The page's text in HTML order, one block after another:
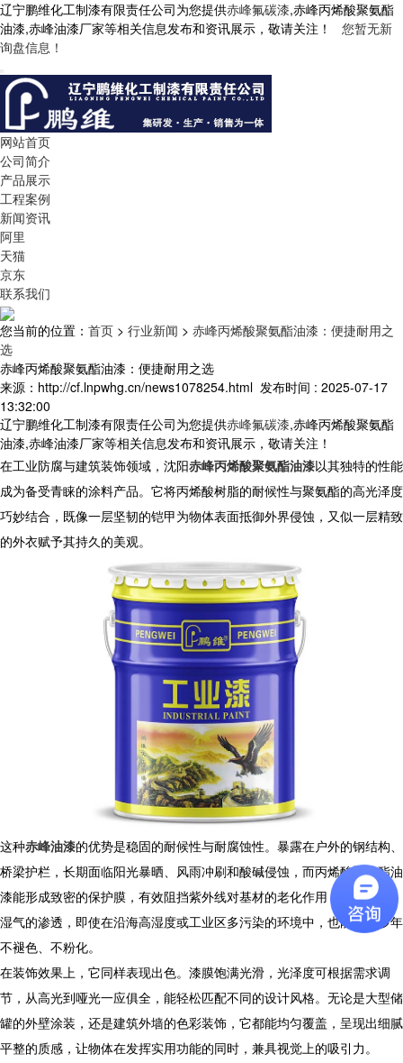
辽宁鹏维化工制漆有限责任公司为您提供赤峰氟碳漆,赤峰丙烯酸聚氨酯
油漆,赤峰油漆厂家等相关信息发布和资讯展示，敬请关注！ 您暂无新
询盘信息！
网站首页
公司简介
产品展示
工程案例
新闻资讯
阿里
天猫
京东
联系我们
您当前的位置： 首页 > 行业新闻 > 赤峰丙烯酸聚氨酯油漆：便捷耐用之
选
赤峰丙烯酸聚氨酯油漆：便捷耐用之选
来源：http://cf.lnpwhg.cn/news1078254.html 发布时间 : 2025-07-17
13:32:00
辽宁鹏维化工制漆有限责任公司为您提供赤峰氟碳漆,赤峰丙烯酸聚氨酯
油漆,赤峰油漆厂家等相关信息发布和资讯展示，敬请关注！
在工业防腐与建筑装饰领域，沈阳赤峰丙烯酸聚氨酯油漆以其独特的性能
成为备受青睐的涂料产品。它将丙烯酸树脂的耐候性与聚氨酯的高光泽度
巧妙结合，既像一层坚韧的铠甲为物体表面抵御外界侵蚀，又似一层精致
的外衣赋予其持久的美观。
​ 这种赤峰油漆的优势是稳固的耐候性与耐腐蚀性。暴露在户外的钢结构、
桥梁护栏，长期面临阳光暴晒、风雨冲刷和酸碱侵蚀，而丙烯酸聚氨酯油
漆能形成致密的保护膜，有效阻挡紫外线对基材的老化作用，抵抗雨水、
湿气的渗透，即使在沿海高湿度或工业区多污染的环境中，也能保持多年
不褪色、不粉化。
​ 在装饰效果上，它同样表现出色。漆膜饱满光滑，光泽度可根据需求调
节，从高光到哑光一应俱全，能轻松匹配不同的设计风格。无论是大型储
罐的外壁涂装，还是建筑外墙的色彩装饰，它都能均匀覆盖，呈现出细腻
平整的质感，让物体在发挥实用功能的同时，兼具视觉上的吸引力。​